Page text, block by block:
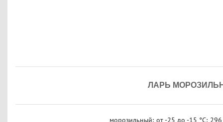
ЛАРЬ
морозильный; от -25 до -15 °С;